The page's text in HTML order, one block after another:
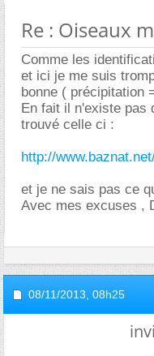
Re : Oiseaux
Comme les
et ici je me suis
bonne ( précipitation
En fait il n'existe pas
trouvé celle ci :
http://
et je ne sais pas ce
Avec mes excuses ,
08/11/2013, 08h25